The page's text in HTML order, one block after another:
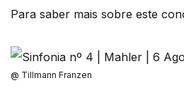
Para saber mais sobre este
@ Tillmann Franzen